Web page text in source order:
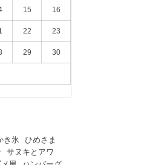
15 16
22 23
29 30
き氷 ひめさま
サヌキとアワ